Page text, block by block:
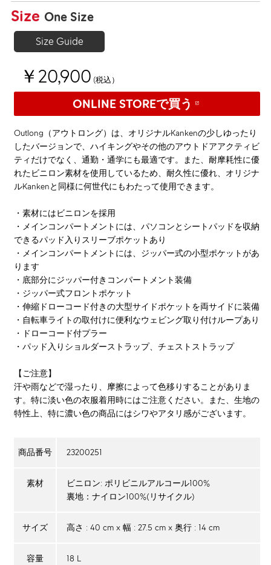
Size One Size
Size Guide
￥20,900 (税込）
ONLINE STOREで買う
Outlong（アウトロング）は、オリジナルKankenの少しゆったり
したバージョンで、ハイキングやその他のアウトドアアクティビ
ティだけでなく、通勤・通学にも最適です。また、耐摩耗性に優
れたビニロン素材を使用しているため、耐久性に優れ、オリジナ
ルKankenと同様に何世代にもわたって使用できます。
・素材にはビニロンを採用
・メインコンパートメントには、パソコンとシートパッドを収納
できるパッド入りスリーブポケットあり
・メインコンパートメントには、ジッパー式の小型ポケットがあ
ります
・底部分にジッパー付きコンパートメント装備
・ジッパー式フロントポケット
・伸縮ドローコード付きの大型サイドポケットを両サイドに装備
・自転車ライトの取付けに便利なウェビング取り付けループあり
・ドローコード付プラー
・パッド入りショルダーストラップ、チェストストラップ
【ご注意】
汗や雨などで湿ったり、摩擦によって色移りすることがありま
す。特に淡い色の衣服着用時にはご注意ください。また、生地の
特性上、特に濃い色の商品にはシワやアタリ感がございます。
商品番号 23200251
素材
ビニロン: ポリビニルアルコール100%
裏地：ナイロン100%(リサイクル)
サイズ 高さ : 40 cm x 幅 : 27.5 cm x 奥行 : 14 cm
容量 18 L